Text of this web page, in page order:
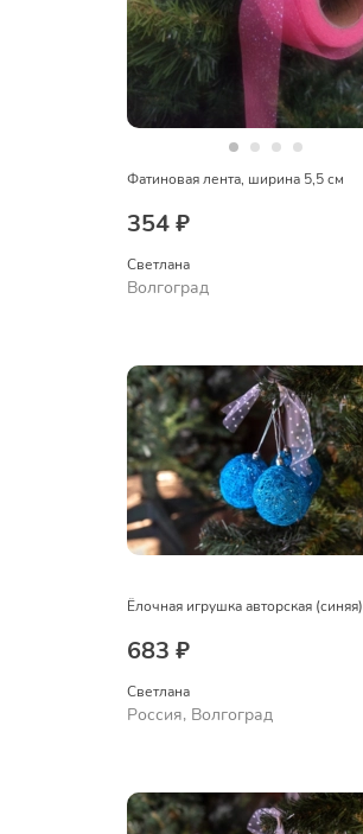
Фатиновая лента, ширина 5,5 см
354 ₽
Светлана
Волгоград
Ёлочная игрушка авторская (синяя)
683 ₽
Светлана
Россия, Волгоград